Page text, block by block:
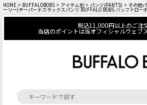
HOME > BUFFALOBOBS > アイテム別 > パンツ(PANTS) > その他
ーリー)テーパードスラックスパンツ BUFFALO BOBS バッファロー
税込11,000円以上のご注
当店のポイントは当オフィシャルウェブ